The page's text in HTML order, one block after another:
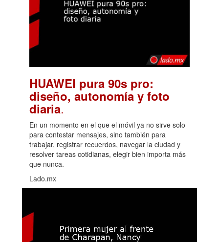
HUAWEI pura 90s pro:
diseño, autonomía y foto
diaria.
En un momento en el que el móvil ya no sirve solo
para contestar mensajes, sino también para
trabajar, registrar recuerdos, navegar la ciudad y
resolver tareas cotidianas, elegir bien importa más
que nunca.
Lado.mx